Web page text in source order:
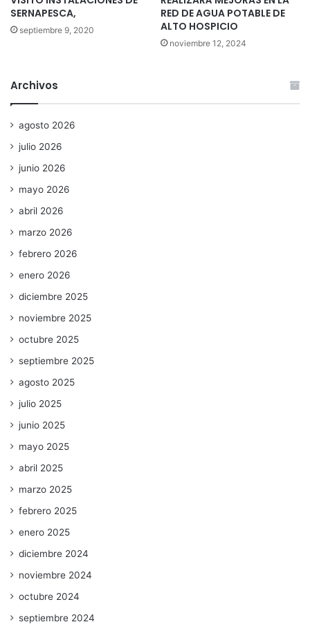
SERNAPESCA,
septiembre 9, 2020
RED DE AGUA POTABLE DE
ALTO HOSPICIO
noviembre 12, 2024
Archivos
agosto 2026
julio 2026
junio 2026
mayo 2026
abril 2026
marzo 2026
febrero 2026
enero 2026
diciembre 2025
noviembre 2025
octubre 2025
septiembre 2025
agosto 2025
julio 2025
junio 2025
mayo 2025
abril 2025
marzo 2025
febrero 2025
enero 2025
diciembre 2024
noviembre 2024
octubre 2024
septiembre 2024